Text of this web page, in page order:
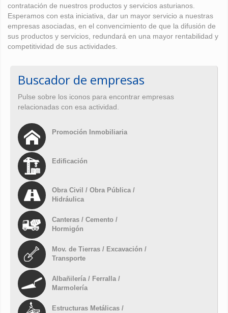
contratación de nuestros productos y servicios asturianos.
Esperamos con esta iniciativa, dar un mayor servicio a nuestras
empresas asociadas, en el convencimiento de que la difusión de
sus productos y servicios, redundará en una mayor rentabilidad y
competitividad de sus actividades.
Buscador de empresas
Pulse sobre los iconos para encontrar empresas
relacionadas con esa actividad.
Promoción Inmobiliaria
Edificación
Obra Civil / Obra Pública /
Hidráulica
Canteras / Cemento /
Hormigón
Mov. de Tierras / Excavación /
Transporte
Albañilería / Ferralla /
Marmolería
Estructuras Metálicas /